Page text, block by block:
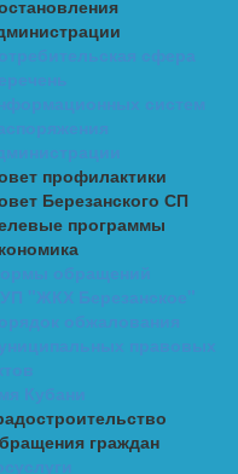
сфера
систем
профилактики
Березанского СП
программы
обращений
"ЖКХ Березанское"
обжалования
правовых
Кубани
граждан